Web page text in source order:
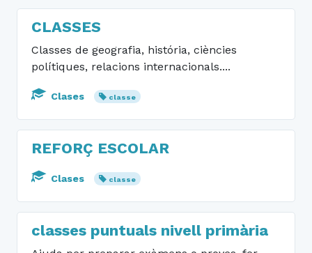
CLASSES
Classes de geografia, história, ciències
polítiques, relacions internacionals....
Clases classe
REFORÇ ESCOLAR
Clases classe
classes puntuals nivell primària